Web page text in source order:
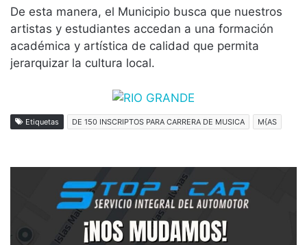
De esta manera, el Municipio busca que nuestros
artistas y estudiantes accedan a una formación
académica y artística de calidad que permita
jerarquizar la cultura local.
Etiquetas DE 150 INSCRIPTOS PARA CARRERA DE MUSICA M{AS